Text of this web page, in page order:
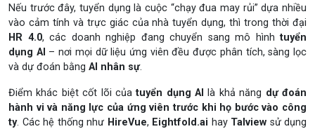
Nếu trước đây, tuyển dụng là cuộc “chạy đua may rủi” dựa nhiều
vào cảm tính và trực giác của nhà tuyển dụng, thì trong thời đại
HR 4.0, các doanh nghiệp đang chuyển sang mô hìnhtuyển
dụng AI – nơi mọi dữ liệu ứng viên đều được phân tích, sàng lọc
và dự đoán bằng AI nhân sự.
Điểm khác biệt cốt lõi củatuyển dụng AI là khả năng dự đoán
hành vi và năng lực của ứng viên trước khi họ bước vào công
ty. Các hệ thống như HireVue, Eightfold.ai hay Talview sử dụng